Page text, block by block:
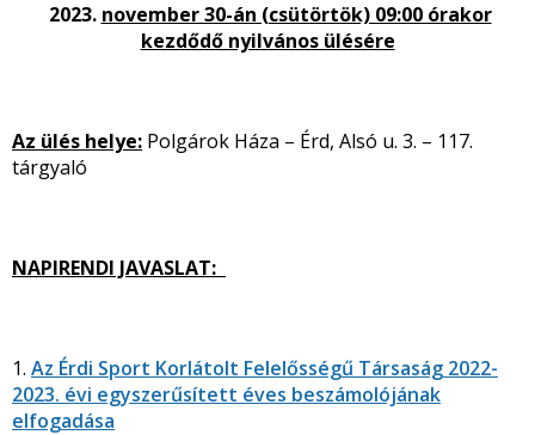
2023. november 30-án (csütörtök) 09:00 órakor
kezdődő nyilvános ülésére
Az ülés helye: Polgárok Háza – Érd, Alsó u. 3. – 117.
tárgyaló
NAPIRENDI JAVASLAT:
1. Az Érdi Sport Korlátolt Felelősségű Társaság 2022-
2023. évi egyszerűsített éves beszámolójának
elfogadása